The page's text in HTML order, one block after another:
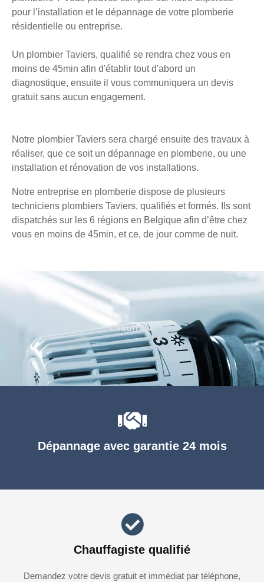
pour l’installation et le dépannage de votre plomberie
résidentielle ou entreprise.
Un plombier Taviers, qualifié se rendra chez vous en
moins de 45min afin d'établir tout d'abord un
diagnostique, ensuite il vous communiquera un devis
gratuit sans aucun engagement.
Notre plombier Taviers sera chargé ensuite des travaux à
réaliser, que ce soit un dépannage en plomberie, ou une
installation et rénovation de vos installations.
Notre entreprise en plomberie dispose de plusieurs
techniciens plombiers Taviers, qualifiés et formés. Ils sont
dispatchés sur les 6 régions en Belgique afin d’être chez
vous en moins de 45min, et ce, de jour comme de nuit.
Dépannage avec garantie 24 mois
Chauffagiste qualifié
Demandez votre devis gratuit et immédiat par téléphone,
Chauffage